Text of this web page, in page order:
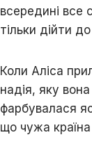
всередині все
тільки дійти
Коли Аліса
надія, яку
фарбувалася
що чужа